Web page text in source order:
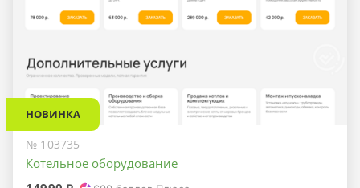
НОВИНКА
№ 103735
Котельное оборудование